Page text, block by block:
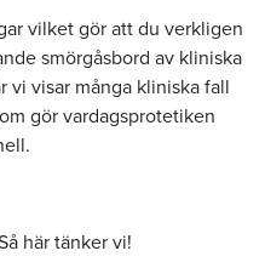
vilket gör att du verkligen
smörgåsbord av kliniska
vi visar många kliniska fall
gör vardagsprotetiken
här tänker vi!